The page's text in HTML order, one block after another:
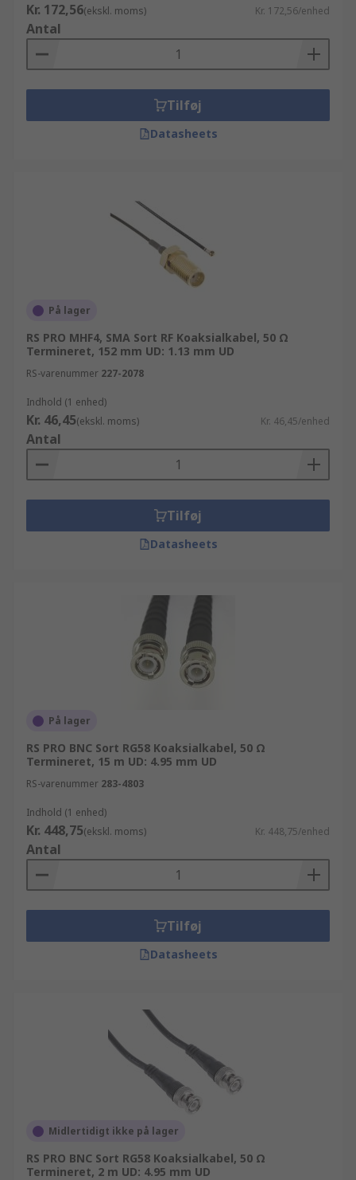
Kr. 172,56(ekskl. moms) Kr. 172,56/enhed
Antal
Tilføj
Datasheets
På lager
RS PRO MHF4, SMA Sort RF Koaksialkabel, 50 Ω
Termineret, 152 mm UD: 1.13 mm UD
RS-varenummer 227-2078
Indhold (1 enhed)
Kr. 46,45(ekskl. moms) Kr. 46,45/enhed
Antal
Tilføj
Datasheets
På lager
RS PRO BNC Sort RG58 Koaksialkabel, 50 Ω
Termineret, 15 m UD: 4.95 mm UD
RS-varenummer 283-4803
Indhold (1 enhed)
Kr. 448,75(ekskl. moms) Kr. 448,75/enhed
Antal
Tilføj
Datasheets
Midlertidigt ikke på lager
RS PRO BNC Sort RG58 Koaksialkabel, 50 Ω
Termineret, 2 m UD: 4.95 mm UD